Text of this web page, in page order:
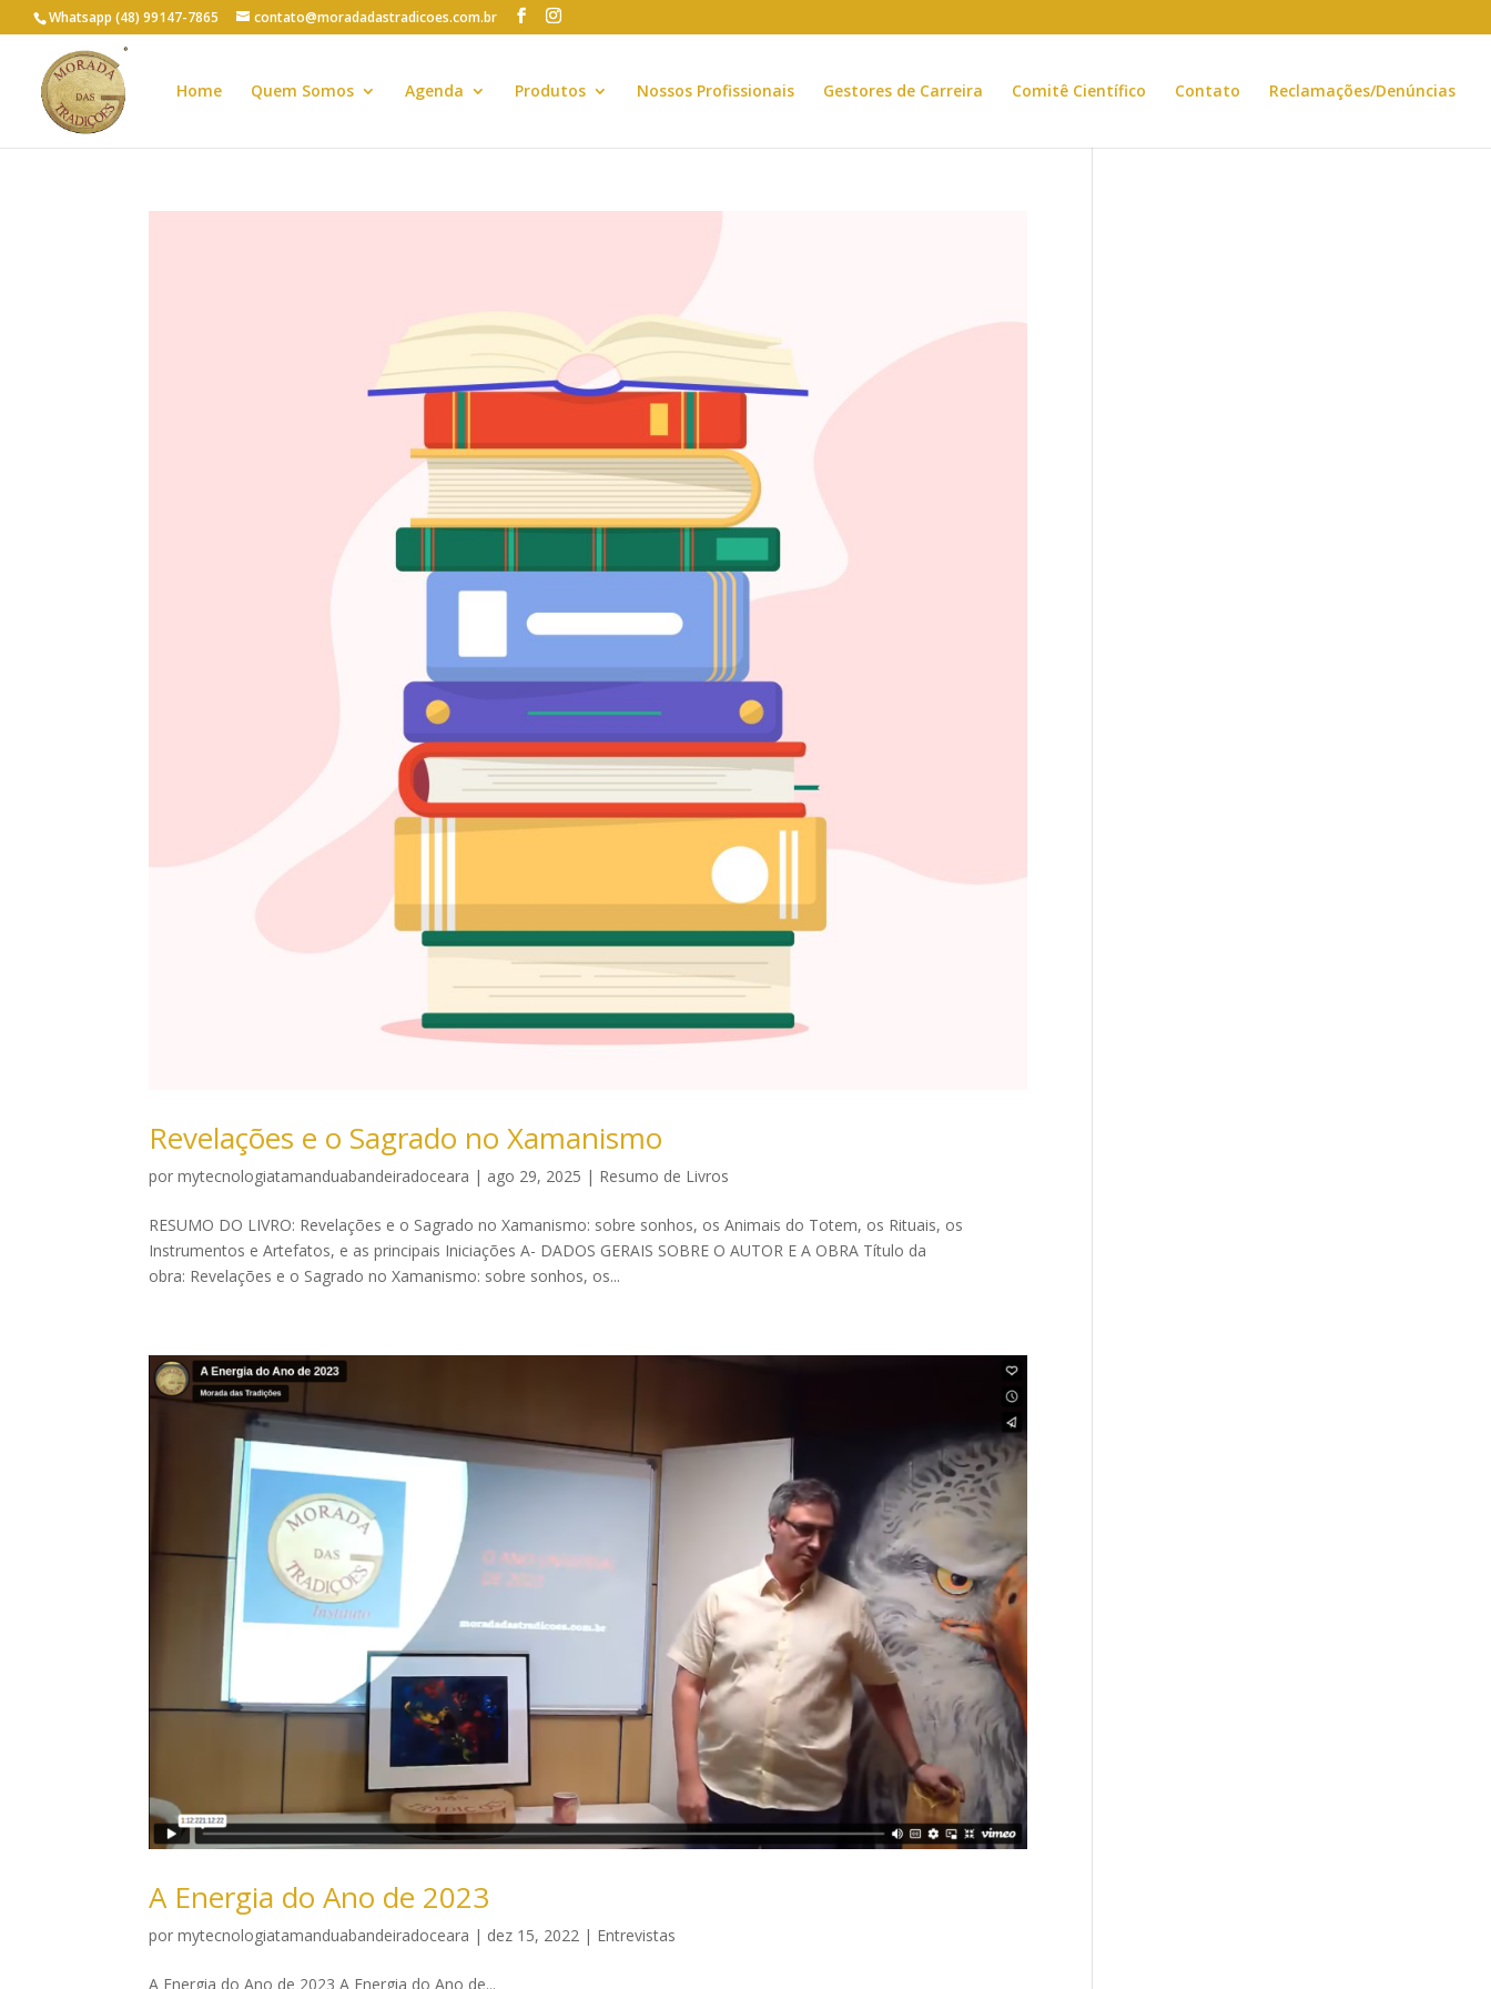
Whatsapp (48) 99147-7865 contato@moradadastradicoes.com.br
Home Quem Somos Agenda Produtos Nossos Profissionais Gestores de Carreira Comitê Científico Contato Reclamações/Denúncias
Revelações e o Sagrado no Xamanismo
pormytecnologiatamanduabandeiradoceara | ago 29, 2025 | Resumo de Livros
RESUMO DO LIVRO: Revelações e o Sagrado no Xamanismo: sobre sonhos, os Animais do Totem, os Rituais, os
Instrumentos e Artefatos, e as principais Iniciações A- DADOS GERAIS SOBRE O AUTOR E A OBRA Título da
obra: Revelações e o Sagrado no Xamanismo: sobre sonhos, os...
A Energia do Ano de 2023
pormytecnologiatamanduabandeiradoceara | dez 15, 2022 | Entrevistas
A Energia do Ano de 2023 A Energia do Ano de...